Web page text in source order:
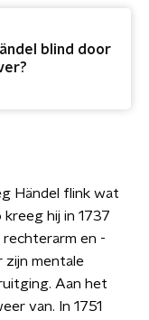
blind door
Händel flink wat
hij in 1737
en -
zijn mentale
Aan het
van. In 1751